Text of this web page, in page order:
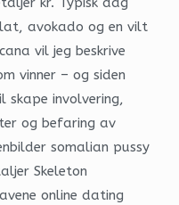
avokado og en vilt
vil jeg beskrive
vinner – og siden
involvering,
og befaring av
somalian pussy
Skeleton
online dating